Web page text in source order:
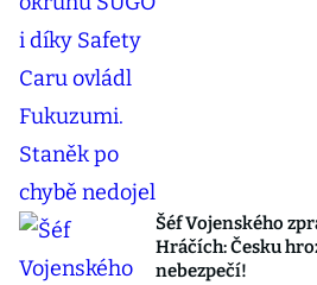
Šéf Vojenského
Hráčích: Česku
nebezpečí!